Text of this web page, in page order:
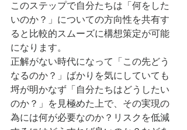
このステップで自分たちは「何をした
いのか？」についての方向性を共有す
ると比較的スムーズに構想策定が可能
になります。
正解がない時代になって「この先どう
なるのか？」ばかりを気にしていても
埒が明かなず「自分たちはどうしたい
のか？」を見極めた上で、その実現の
為には何が必要なのか？リスクを低減